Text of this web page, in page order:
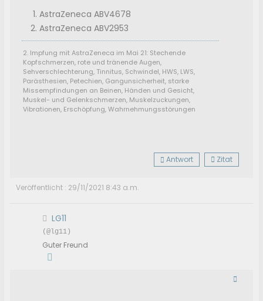
AstraZeneca ABV4678
AstraZeneca ABV2953
2. Impfung mit AstraZeneca im Mai 21: Stechende
Kopfschmerzen, rote und tränende Augen,
Sehverschlechterung, Tinnitus, Schwindel, HWS, LWS,
Parästhesien, Petechien, Gangunsicherheit, starke
Missempfindungen an Beinen, Händen und Gesicht,
Muskel- und Gelenkschmerzen, Muskelzuckungen,
Vibrationen, Erschöpfung, Wahrnehmungsstörungen
Antwort Zitat
Veröffentlicht : 29/11/2021 8:43 a.m.
LG11
(@lg11)
Guter Freund